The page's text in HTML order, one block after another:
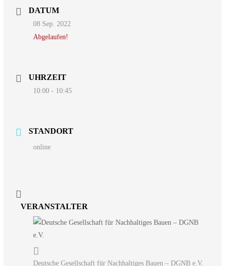
DATUM
08 Sep. 2022
Abgelaufen!
UHRZEIT
10:00 - 10:45
STANDORT
online
VERANSTALTER
Deutsche Gesellschaft für Nachhaltiges Bauen – DGNB e.V.